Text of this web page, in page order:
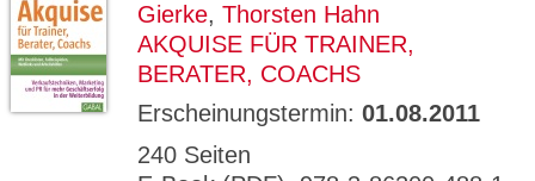
Gierke, Thorsten Hahn
AKQUISE FÜR TRAINER,
BERATER, COACHS
Erscheinungstermin: 01.08.2011
240 Seiten